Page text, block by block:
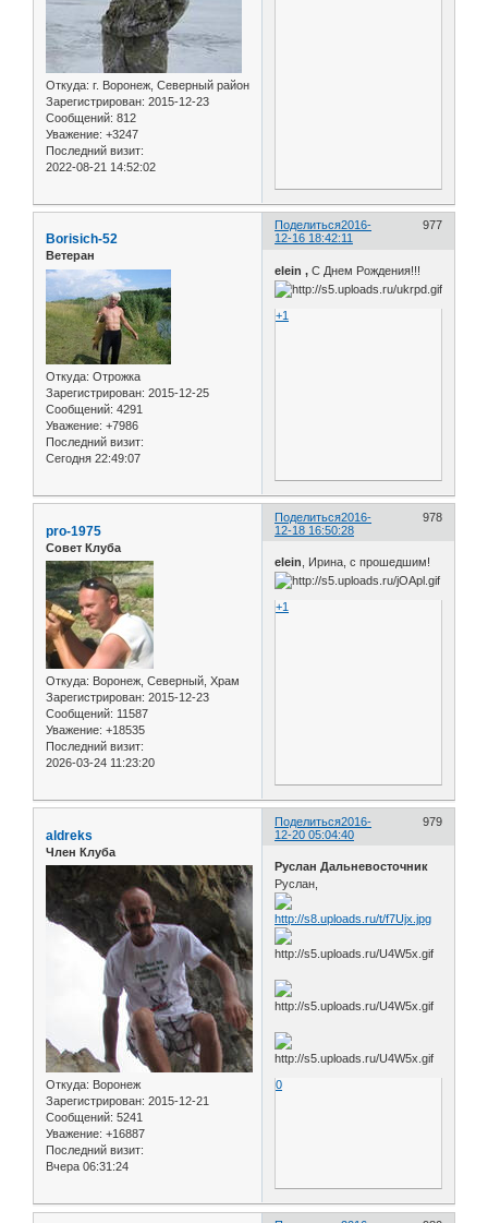
Откуда: г. Воронеж, Северный район
Зарегистрирован: 2015-12-23
Сообщений: 812
Уважение: +3247
Последний визит:
2022-08-21 14:52:02
Поделиться 977
2016-
12-16 18:42:11
Borisich-52
Ветеран
Откуда: Отрожка
Зарегистрирован: 2015-12-25
Сообщений: 4291
Уважение: +7986
Последний визит:
Сегодня 22:49:07
elein , С Днем Рождения!!!
+1
Поделиться 978
2016-
12-18 16:50:28
pro-1975
Совет Клуба
Откуда: Воронеж, Северный, Храм
Зарегистрирован: 2015-12-23
Сообщений: 11587
Уважение: +18535
Последний визит:
2026-03-24 11:23:20
elein , Ирина, с прошедшим!
+1
Поделиться 979
2016-
12-20 05:04:40
aldreks
Член Клуба
Откуда: Воронеж
Зарегистрирован: 2015-12-21
Сообщений: 5241
Уважение: +16887
Последний визит:
Вчера 06:31:24
Руслан Дальневосточник
Руслан,
0